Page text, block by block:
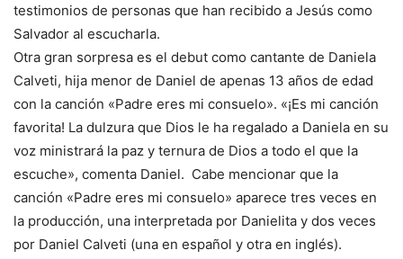
testimonios de personas que han recibido a Jesús como
Salvador al escucharla.
Otra gran sorpresa es el debut como cantante de Daniela
Calveti, hija menor de Daniel de apenas 13 años de edad
con la canción «Padre eres mi consuelo». «¡Es mi canción
favorita! La dulzura que Dios le ha regalado a Daniela en su
voz ministrará la paz y ternura de Dios a todo el que la
escuche», comenta Daniel. Cabe mencionar que la
canción «Padre eres mi consuelo» aparece tres veces en
la producción, una interpretada por Danielita y dos veces
por Daniel Calveti (una en español y otra en inglés).